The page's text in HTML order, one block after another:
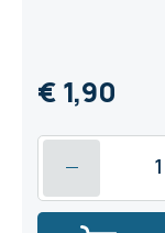
€ 1,90